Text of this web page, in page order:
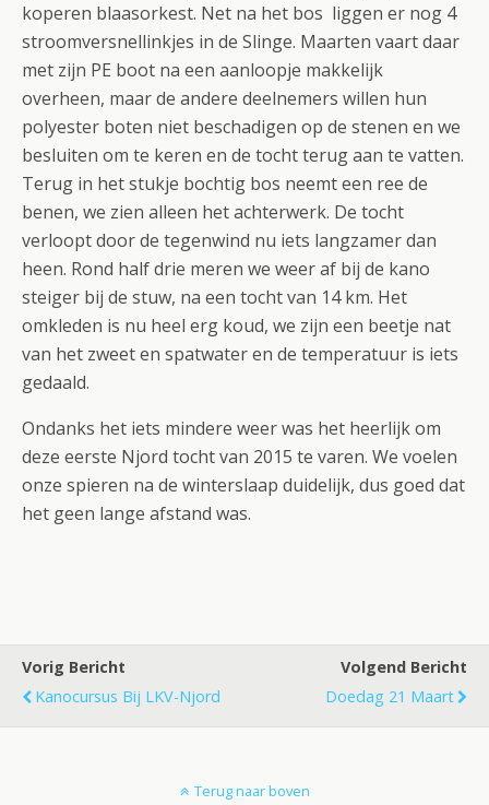
koperen blaasorkest. Net na het bos liggen er nog 4
stroomversnellinkjes in de Slinge. Maarten vaart daar
met zijn PE boot na een aanloopje makkelijk
overheen, maar de andere deelnemers willen hun
polyester boten niet beschadigen op de stenen en we
besluiten om te keren en de tocht terug aan te vatten.
Terug in het stukje bochtig bos neemt een ree de
benen, we zien alleen het achterwerk. De tocht
verloopt door de tegenwind nu iets langzamer dan
heen. Rond half drie meren we weer af bij de kano
steiger bij de stuw, na een tocht van 14 km. Het
omkleden is nu heel erg koud, we zijn een beetje nat
van het zweet en spatwater en de temperatuur is iets
gedaald.
Ondanks het iets mindere weer was het heerlijk om
deze eerste Njord tocht van 2015 te varen. We voelen
onze spieren na de winterslaap duidelijk, dus goed dat
het geen lange afstand was.
Vorig Bericht
Kanocursus Bij LKV-Njord
Volgend Bericht
Doedag 21 Maart
Terug naar boven